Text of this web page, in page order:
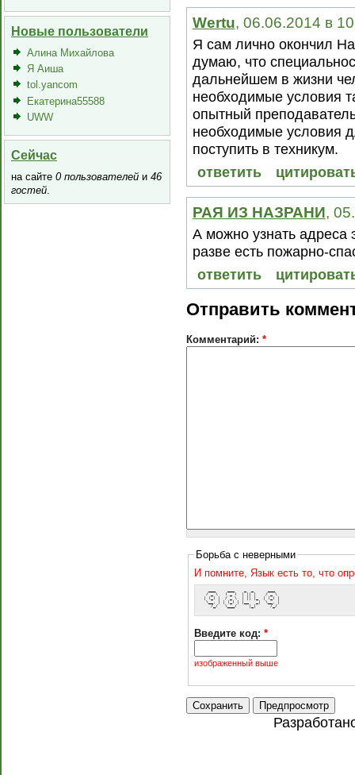
Новые пользователи
Алина Михайлова
Я Аиша
tol.yancom
Екатерина55588
UWW
Сейчас
на сайте 0 пользователей и 46
гостей.
Wertu, 06.06.2014 в
Я сам лично окончил
думаю, что
дальнейшем в жизни
необходимые условия
опытный
необходимые условия
поступить в техникум.
ответить
РАЯ ИЗ НАЗРАНИ,
А можно узнать адреса
разве есть пожарно-
ответить
Отправить
Комментарий: *
Борьба с неверными
И помните, Язык есть то, что
  / _ \   ( _ )  | || |    / _ \
| (_) |  / _ \  | || |_  | (_) |
  \__, | | (_) | |__   _|  \__, |
    /_/   \___/     |_|      /_/
Введите код: *
изображенный выше